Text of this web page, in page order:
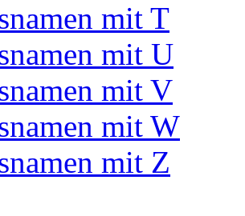
mit T
mit U
mit V
mit W
mit Z